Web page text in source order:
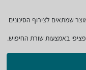
שמתאים לצירוף הסינונים
באמצעות שורת החיפוש.